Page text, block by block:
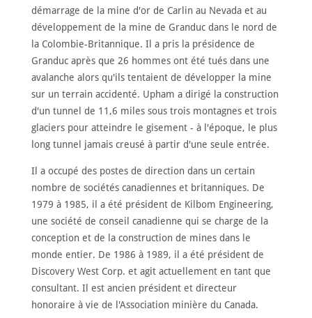
démarrage de la mine d'or de Carlin au Nevada et au
développement de la mine de Granduc dans le nord de
la Colombie-Britannique. Il a pris la présidence de
Granduc après que 26 hommes ont été tués dans une
avalanche alors qu'ils tentaient de développer la mine
sur un terrain accidenté. Upham a dirigé la construction
d'un tunnel de 11,6 miles sous trois montagnes et trois
glaciers pour atteindre le gisement - à l'époque, le plus
long tunnel jamais creusé à partir d'une seule entrée.
Il a occupé des postes de direction dans un certain
nombre de sociétés canadiennes et britanniques. De
1979 à 1985, il a été président de Kilbom Engineering,
une société de conseil canadienne qui se charge de la
conception et de la construction de mines dans le
monde entier. De 1986 à 1989, il a été président de
Discovery West Corp. et agit actuellement en tant que
consultant. Il est ancien président et directeur
honoraire à vie de l'Association minière du Canada.